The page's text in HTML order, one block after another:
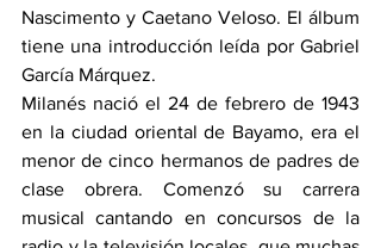
Nascimento y Caetano Veloso. El álbum
tiene una introducción leída por Gabriel
García Márquez.
Milanés nació el 24 de febrero de 1943
en la ciudad oriental de Bayamo, era el
menor de cinco hermanos de padres de
clase obrera. Comenzó su carrera
musical cantando en concursos de la